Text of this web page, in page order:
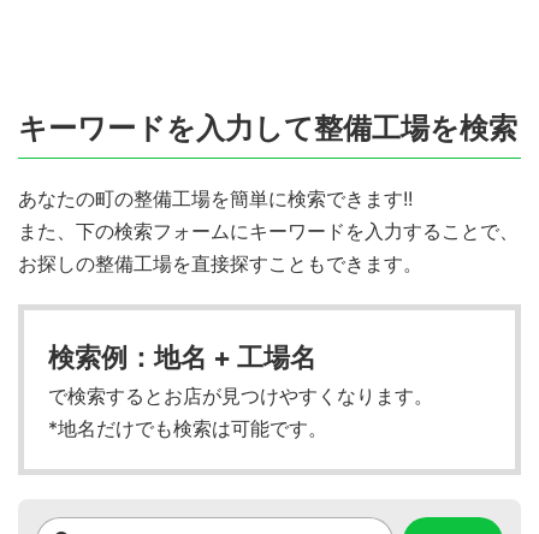
キーワードを入力して整備工場を検索
あなたの町の整備工場を簡単に検索できます!!
また、下の検索フォームにキーワードを入力することで、
お探しの整備工場を直接探すこともできます。
検索例：地名 + 工場名
で検索するとお店が見つけやすくなります。
*地名だけでも検索は可能です。